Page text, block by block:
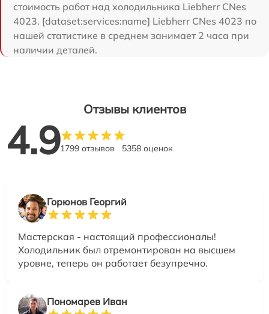
стоимость работ над холодильника Liebherr CNes
4023. [dataset:services:name] Liebherr CNes 4023 по
нашей статистике в среднем занимает 2 часа при
наличии деталей.
Отзывы клиентов
4.91799 отзывов 5358 оценок
Горюнов Георгий
Мастерская - настоящий профессионалы!
Холодильник был отремонтирован на высшем
уровне, теперь он работает безупречно.
Пономарев Иван